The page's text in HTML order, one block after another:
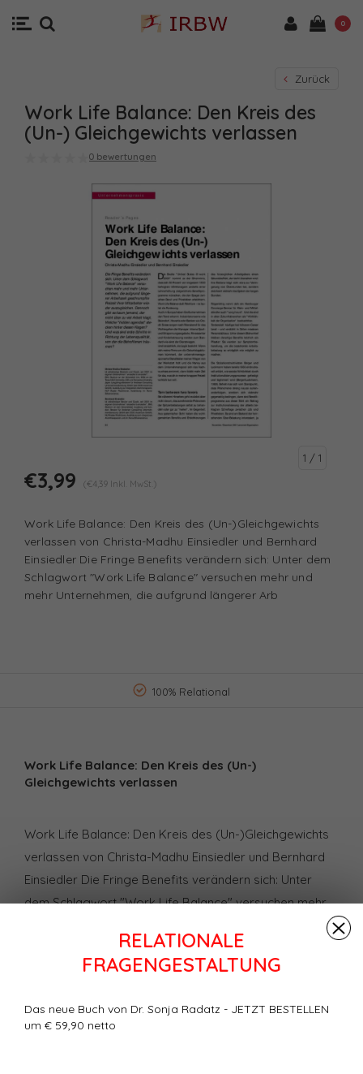
RELATIONALE
FRAGENGESTALTUNG
Das neue Buch von Dr. Sonja Radatz - JETZT BESTELLEN
um € 59,90 netto
0
Zurück
Work Life Balance: Den Kreis des
(Un-) Gleichgewichts verlassen
0 bewertungen
1 / 1
€3,99 (€4,39 Inkl. MwSt.)
Work Life Balance: Den Kreis des (Un-)Gleichgewichts
verlassen von Christa-Madhu Einsiedler und Bernhard
Einsiedler Die Fringe Benefits verändern sich: Unter dem
Schlagwort "Work Life Balance" versuchen mehr und
mehr Unternehmen, die aufgrund längerer Arb
100% Relational
Work Life Balance: Den Kreis des (Un-)
Gleichgewichts verlassen
Work Life Balance: Den Kreis des (Un-)Gleichgewichts
verlassen von Christa-Madhu Einsiedler und Bernhard
Einsiedler Die Fringe Benefits verändern sich: Unter
dem Schlagwort "Work Life Balance" versuchen mehr
Arbeitszeit geschrumpfte Freizeit ihrer Mitarbeiter
wieder auszugleichen. Dennoch gibt es kaum jemand,
agendas" stecken hinter diesen Klagen? Und was sind